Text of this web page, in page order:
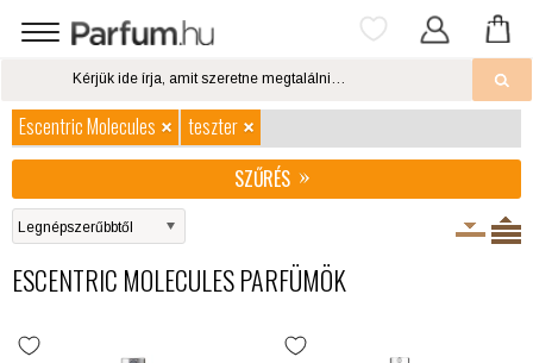
Escentric Molecules
teszter
SZŰRÉS
ESCENTRIC MOLECULES PARFÜMÖK